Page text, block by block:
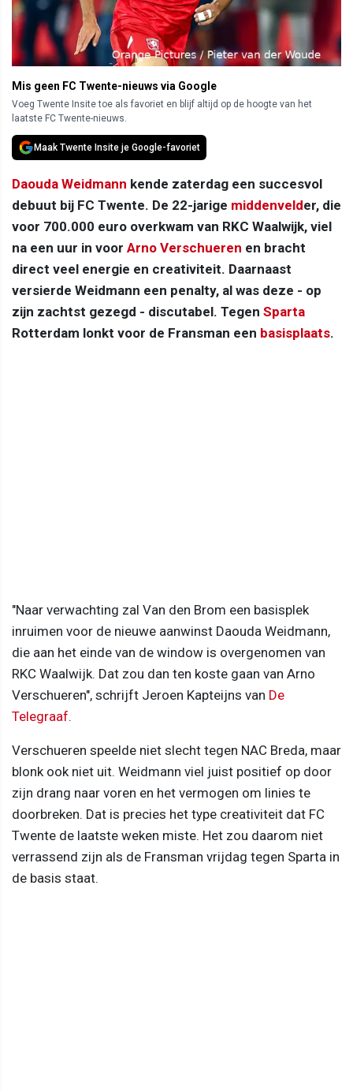
Mis geen FC Twente-nieuws via Google
Voeg Twente Insite toe als favoriet en blijf altijd op de hoogte van het
laatste FC Twente-nieuws.
Maak Twente Insite je Google-favoriet
Daouda Weidmann kende zaterdag een succesvol
debuut bij FC Twente. De 22-jarige middenvelder, die
voor 700.000 euro overkwam van RKC Waalwijk, viel
na een uur in voor Arno Verschueren en bracht
direct veel energie en creativiteit. Daarnaast
versierde Weidmann een penalty, al was deze - op
zijn zachtst gezegd - discutabel. Tegen Sparta
Rotterdam lonkt voor de Fransman een basisplaats.
"Naar verwachting zal Van den Brom een basisplek
inruimen voor de nieuwe aanwinst Daouda Weidmann,
die aan het einde van de window is overgenomen van
RKC Waalwijk. Dat zou dan ten koste gaan van Arno
Verschueren", schrijft Jeroen Kapteijns van De
Telegraaf.
Verschueren speelde niet slecht tegen NAC Breda, maar
blonk ook niet uit. Weidmann viel juist positief op door
zijn drang naar voren en het vermogen om linies te
doorbreken. Dat is precies het type creativiteit dat FC
Twente de laatste weken miste. Het zou daarom niet
verrassend zijn als de Fransman vrijdag tegen Sparta in
de basis staat.